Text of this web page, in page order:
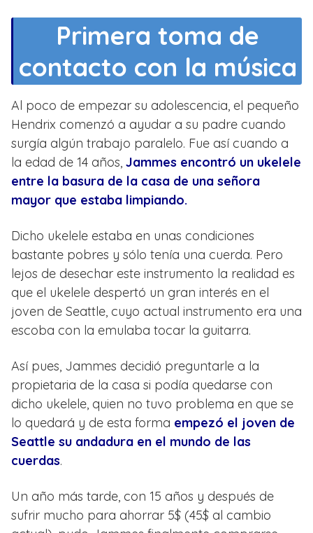
Primera toma de
contacto con la música
Al poco de empezar su adolescencia, el pequeño
Hendrix comenzó a ayudar a su padre cuando
surgía algún trabajo paralelo. Fue así cuando a
la edad de 14 años, Jammes encontró un ukelele
entre la basura de la casa de una señora
mayor que estaba limpiando.
Dicho ukelele estaba en unas condiciones
bastante pobres y sólo tenía una cuerda. Pero
lejos de desechar este instrumento la realidad es
que el ukelele despertó un gran interés en el
joven de Seattle, cuyo actual instrumento era una
escoba con la emulaba tocar la guitarra.
Así pues, Jammes decidió preguntarle a la
propietaria de la casa si podía quedarse con
dicho ukelele, quien no tuvo problema en que se
lo quedará y de esta forma empezó el joven de
Seattle su andadura en el mundo de las
cuerdas.
Un año más tarde, con 15 años y después de
sufrir mucho para ahorrar 5$ (45$ al cambio